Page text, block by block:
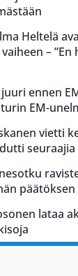
Heltelä
–
ennen
EM-
vietti
seuraajia
päätöksen
lataa